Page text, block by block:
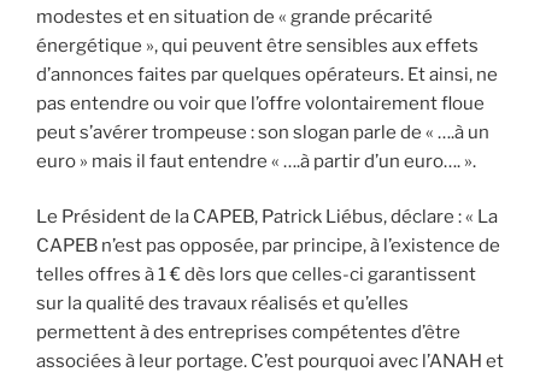
modestes et en situation de « grande précarité
énergétique », qui peuvent être sensibles aux effets
d’annonces faites par quelques opérateurs. Et ainsi, ne
pas entendre ou voir que l’offre volontairement floue
peut s’avérer trompeuse : son slogan parle de « ….à un
euro » mais il faut entendre « ….à partir d’un euro…. ».
Le Président de la CAPEB, Patrick Liébus, déclare : « La
CAPEB n’est pas opposée, par principe, à l’existence de
telles offres à 1 € dès lors que celles-ci garantissent
sur la qualité des travaux réalisés et qu’elles
permettent à des entreprises compétentes d’être
associées à leur portage. C’est pourquoi avec l’ANAH et